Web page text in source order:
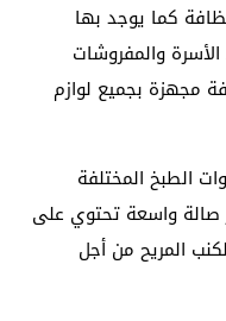
كما يوجد بها
والمفروشات
مجهزة بجميع لوازم
الطبخ المختلفة
صالة واسعة تحتوي على
المريح من أجل